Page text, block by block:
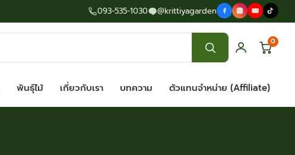
093-535-1030 @krittiyagarden
0
พันธุ์ไม้ เกี่ยวกับเรา บทความ ตัวแทนจำหน่าย (Affiliate)